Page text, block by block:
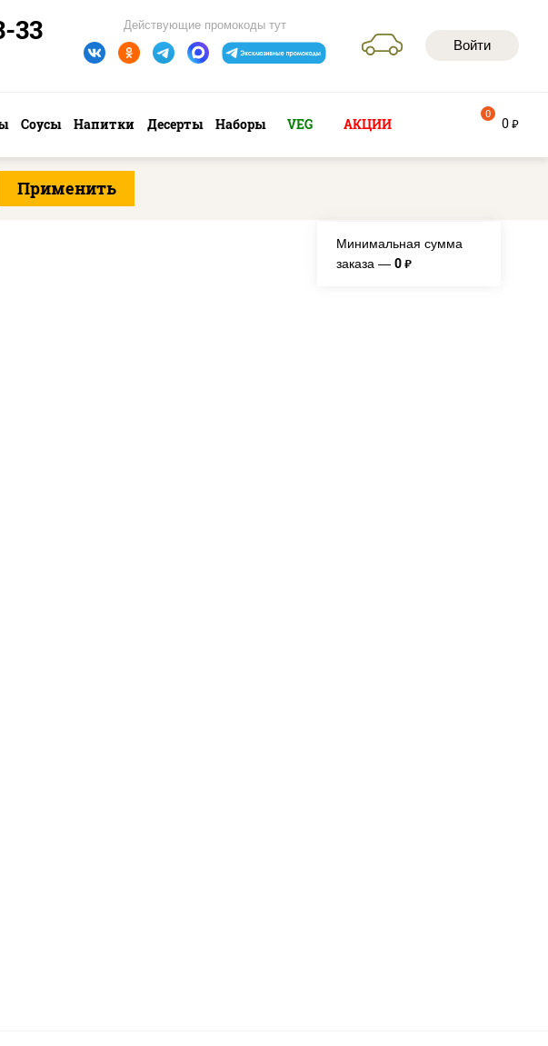
Войти
Действующие промокоды тут
33
Соусы Напитки Десерты Наборы VEG АКЦИИ 0 руб
0
Минимальная сумма
заказа — 0 руб.